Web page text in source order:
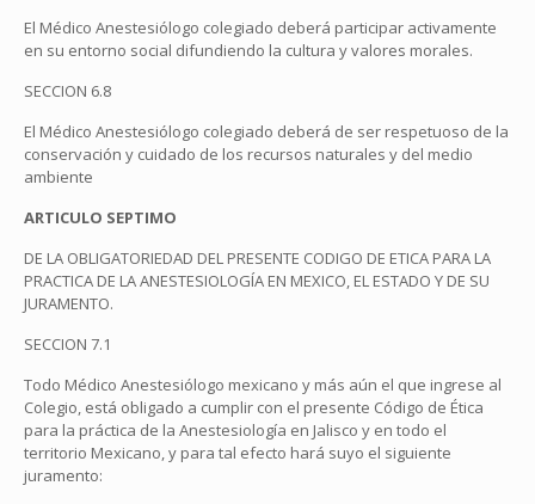
El Médico Anestesiólogo colegiado deberá participar activamente
en su entorno social difundiendo la cultura y valores morales.
SECCION 6.8
El Médico Anestesiólogo colegiado deberá de ser respetuoso de la
conservación y cuidado de los recursos naturales y del medio
ambiente
ARTICULO SEPTIMO
DE LA OBLIGATORIEDAD DEL PRESENTE CODIGO DE ETICA PARA LA
PRACTICA DE LA ANESTESIOLOGÍA EN MEXICO, EL ESTADO Y DE SU
JURAMENTO.
SECCION 7.1
Todo Médico Anestesiólogo mexicano y más aún el que ingrese al
Colegio, está obligado a cumplir con el presente Código de Ética
para la práctica de la Anestesiología en Jalisco y en todo el
territorio Mexicano, y para tal efecto hará suyo el siguiente
juramento: